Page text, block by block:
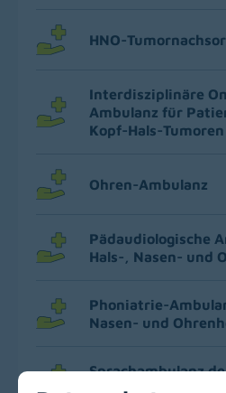
HNO-
Interdisziplinäre
Ambulanz für
Kopf-Hals-Tumoren
Ohren-Ambulanz
Pädaudiologische
Hals-, Nasen- und
Phoniatrie-
Nasen- und
Sprachambulanz
und Ohrenheilkunde